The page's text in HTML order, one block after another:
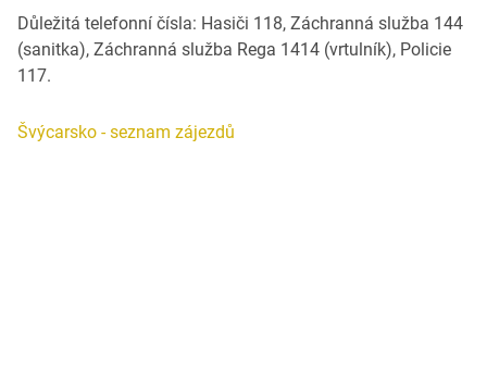
Důležitá telefonní čísla: Hasiči 118, Záchranná služba 144
(sanitka), Záchranná služba Rega 1414 (vrtulník), Policie
117.
Švýcarsko - seznam zájezdů